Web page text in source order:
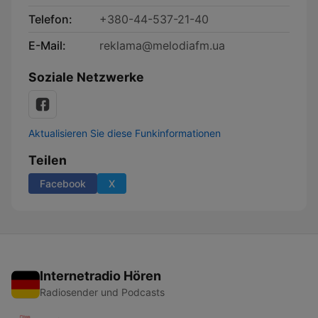
Telefon:
+380-44-537-21-40
E-Mail:
reklama@melodiafm.ua
Soziale Netzwerke
Aktualisieren Sie diese Funkinformationen
Teilen
Facebook X
Internetradio Hören
Radiosender und Podcasts